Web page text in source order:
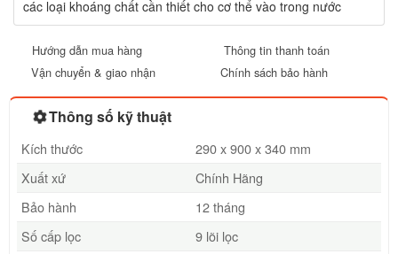
các loại khoáng chất cần thiết cho cơ thể vào trong nước
Hướng dẫn mua hàng
Thông tin thanh toán
Vận chuyển & giao nhận
Chính sách bảo hành
Thông số kỹ thuật
Kích thước
290 x 900 x 340 mm
Xuất xứ
Chính Hãng
Bảo hành
12 tháng
Số cấp lọc
9 lõi lọc